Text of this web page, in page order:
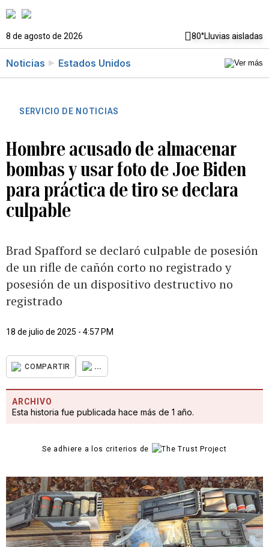
8 de agosto de 2026 80°Lluvias aisladas
Noticias Estados Unidos
SERVICIO DE NOTICIAS
Hombre acusado de almacenar
bombas y usar foto de Joe Biden
para práctica de tiro se declara
culpable
Brad Spafford se declaró culpable de posesión
de un rifle de cañón corto no registrado y
posesión de un dispositivo destructivo no
registrado
18 de julio de 2025 - 4:57 PM
COMPARTIR ...
ARCHIVO
Esta historia fue publicada hace más de 1 año.
Se adhiere a los criterios de